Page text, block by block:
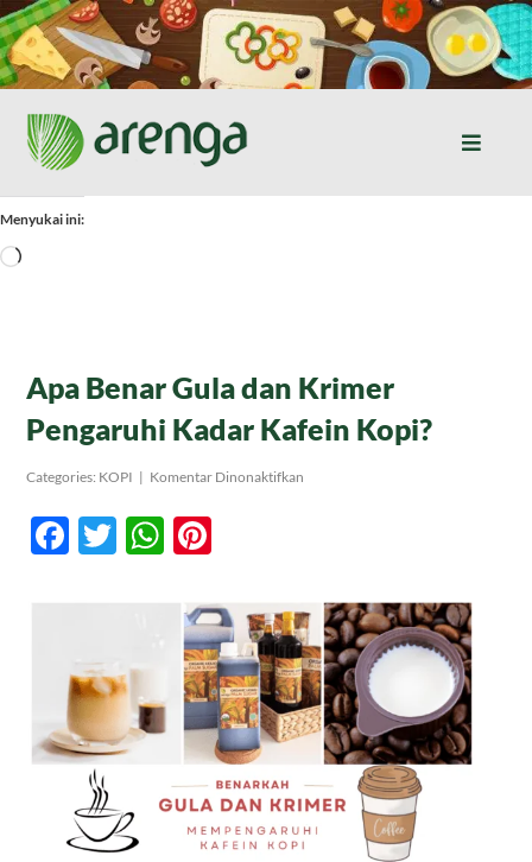
Skip
to
content
Toggle
Home
Tentang Kami
Produk
Menyukai ini:
Memuat...
Apa Benar Gula dan Krimer
Pengaruhi Kadar Kafein Kopi?
Categories: KOPI | Komentar Dinonaktifkan
Kadar
Kafein
Kopi?
Facebook
TwitterWhatsApp